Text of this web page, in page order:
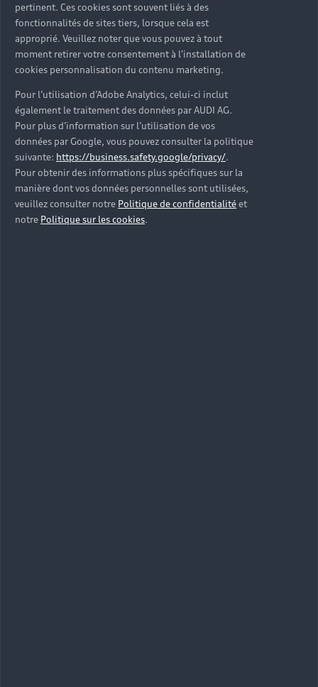
Les conditions
pour bénéficier
de la prime à la
conversion
pertinent. Ces cookies sont souvent liés à des
fonctionnalités de sites tiers, lorsque cela est
approprié. Veuillez noter que vous pouvez à tout
moment retirer votre consentement à l'installation de
cookies personnalisation du contenu marketing.
Pour l’utilisation d’Adobe Analytics, celui-ci inclut
également le traitement des données par AUDI AG.
Pour plus d’information sur l’utilisation de vos
données par Google, vous pouvez consulter la politique
suivante: https://business.safety.google/privacy/.
Pour obtenir des informations plus spécifiques sur la
manière dont vos données personnelles sont utilisées,
veuillez consulter notre Politique de confidentialitéet
notre Politique sur les cookies.